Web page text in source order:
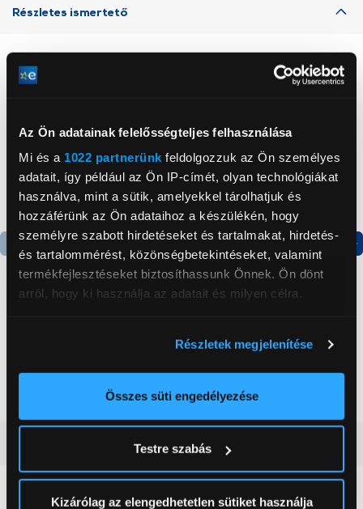
Az Ön adatainak felelősségteljes felhasználása
Mi és a 1022 partnerünk feldolgozzuk az Ön személyes
adatait, így például az Ön IP-címét, olyan technológiákat
használva, mint a sütik, amelyekkel tárolhatjuk és
hozzáférünk az Ön adataihoz a készülékén, hogy
személyre szabott hirdetéseket és tartalmakat, hirdetés-
és tartalommérést, közönségbetekintéseket, valamint
termékfejlesztéseket biztosíthassunk Önnek. Ön dönt
arról, hogy ki használja az adatait és milyen célra.
elhelyezkedéséről pár méteres pontossággal
Az Ön készülékén beazonosítása annak konkrét
módjairól és adja meg preferenciáit aRészletek
pontban. Bármikor módosíthatja vagy visszavonhatja a
Sütinyilatkozathoz való hozzájárulását.
Részletek megjelenítése
Összes süti engedélyezése
Testre szabás
Kizárólag az elengedhetetlen sütiket használja
Részletes ismertető
199 999 Ft
Termék adatlap
Alulfagyasztós
kombinált hűtőszekrény
179 999 Ft
(0)